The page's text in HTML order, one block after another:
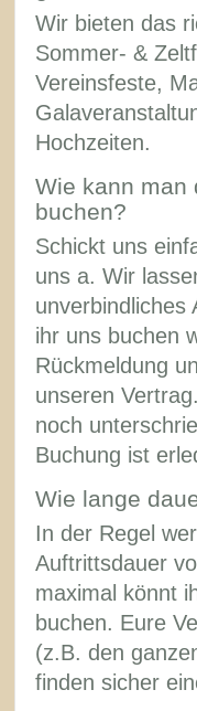
Wir bieten das
Sommer- &
Vereinsfeste,
Hochzeiten.
Wie kann man
buchen?
Schickt uns
uns a. Wir
unverbindliches
ihr uns buchen
Rückmeldung
unseren
noch
Buchung ist
Wie lange
In der Regel
Auftrittsdauer
maximal könnt
buchen. Eure
(z.B. den
finden sicher